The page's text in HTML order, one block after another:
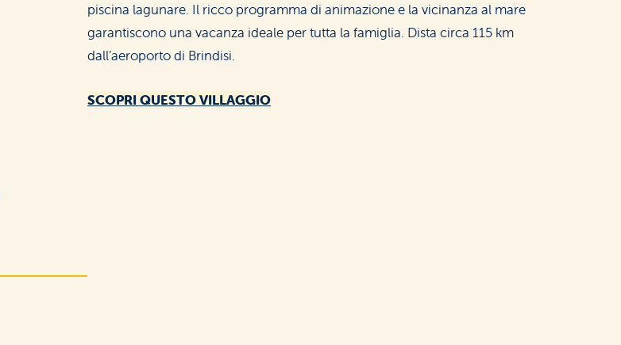
piscina lagunare. Il ricco programma di animazione e la vicinanza al mare
garantiscono una vacanza ideale per tutta la famiglia. Dista circa 115 km
dall’aeroporto di Brindisi.
SCOPRI QUESTO VILLAGGIO